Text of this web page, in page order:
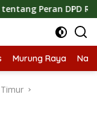
DPD RI
Murung Raya